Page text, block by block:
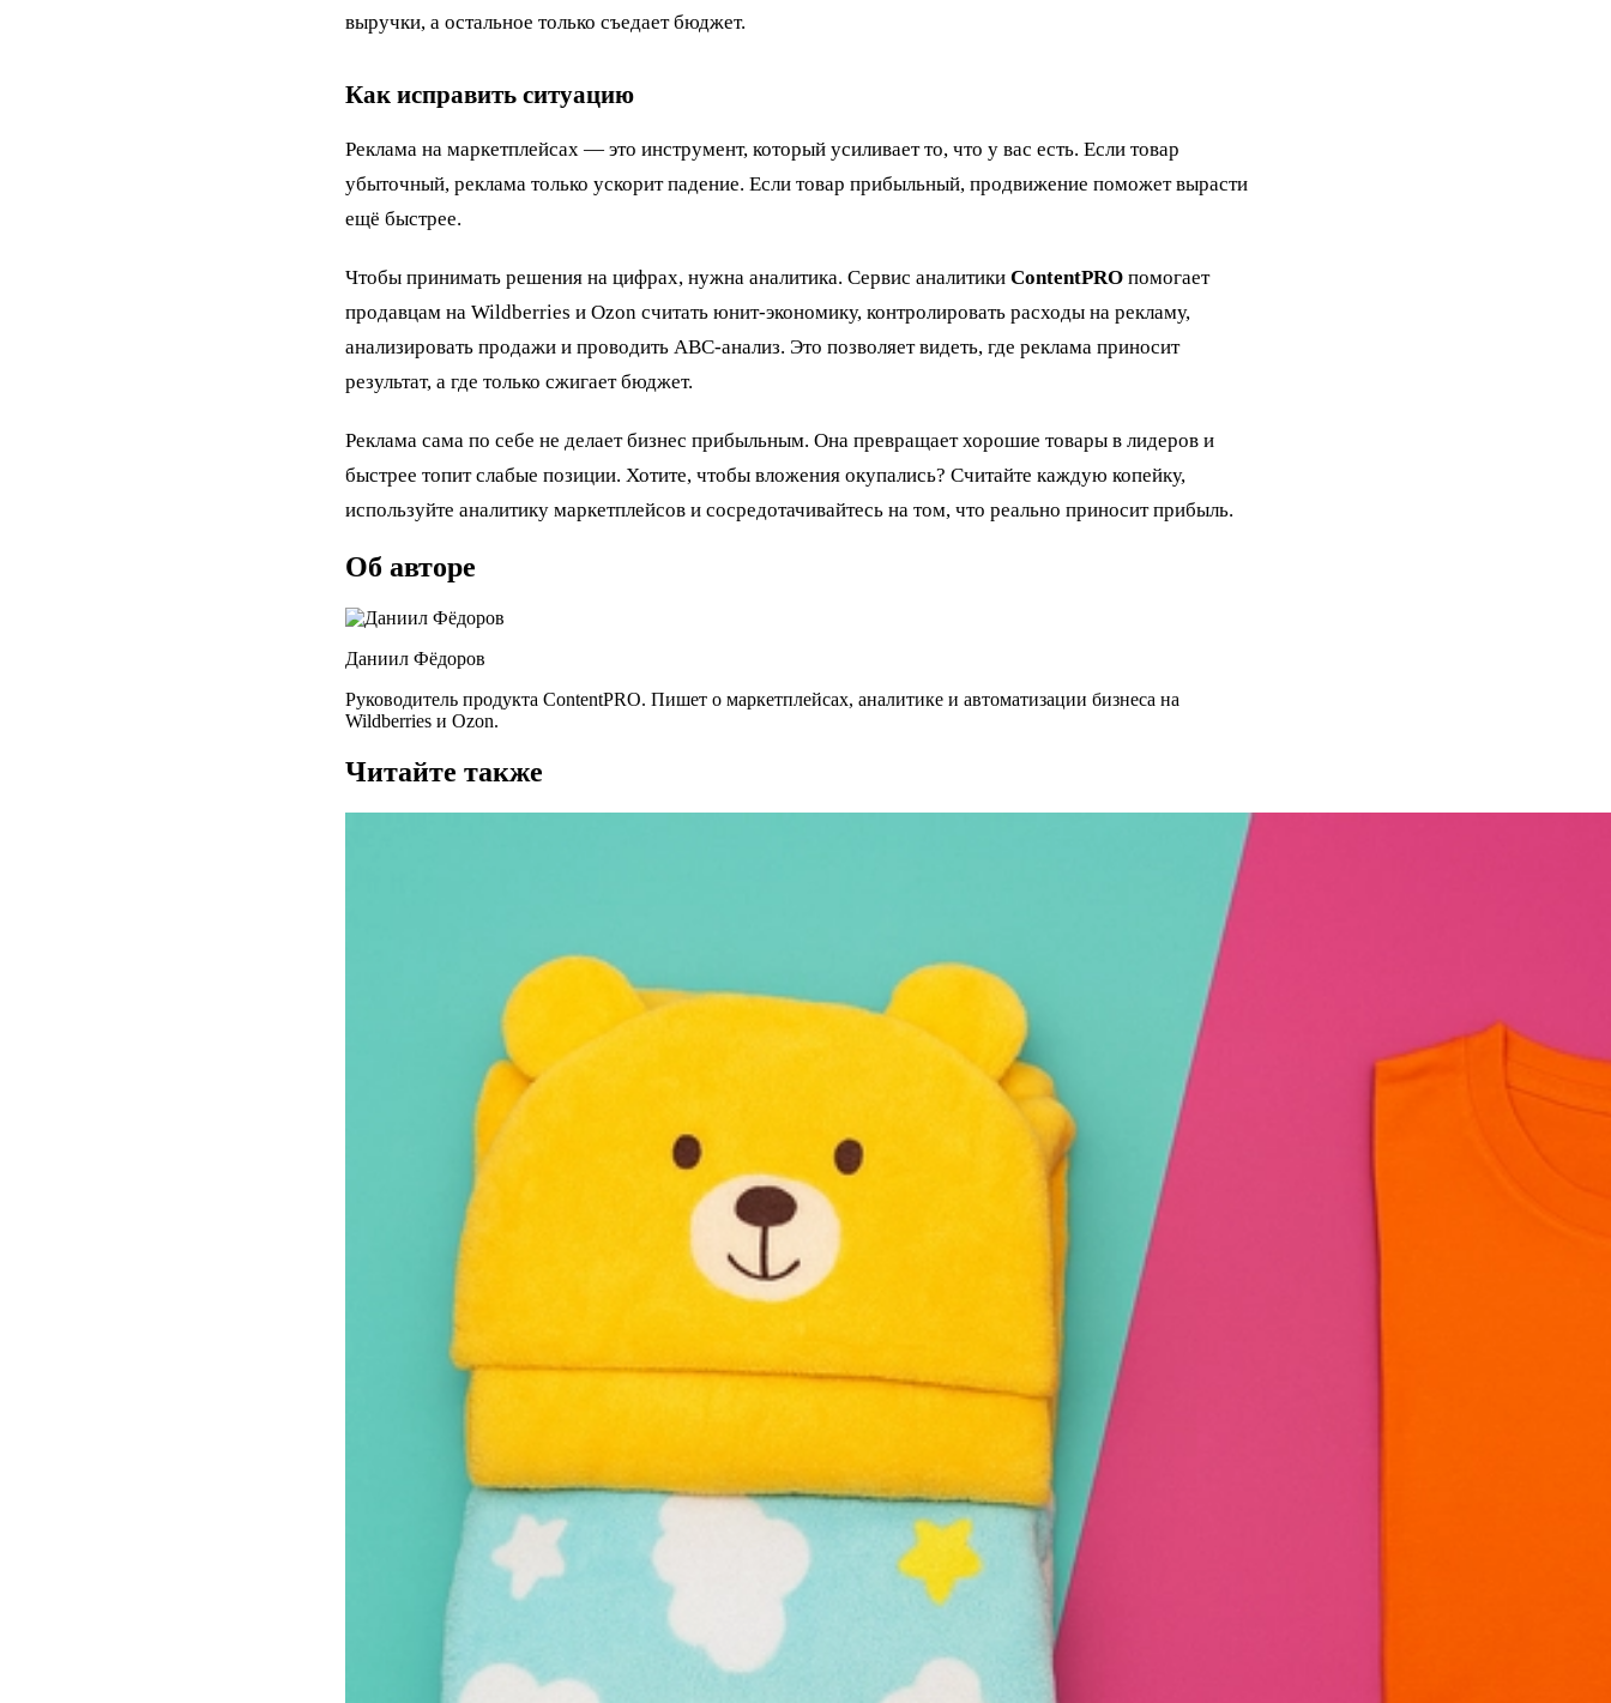
выручки, а остальное только съедает бюджет.
Как исправить ситуацию
Реклама на маркетплейсах — это инструмент, который усиливает то, что у вас есть. Если товар
убыточный, реклама только ускорит падение. Если товар прибыльный, продвижение поможет вырасти
ещё быстрее.
Чтобы принимать решения на цифрах, нужна аналитика. Сервис аналитики ContentPRO помогает
продавцам на Wildberries и Ozon считать юнит-экономику, контролировать расходы на рекламу,
анализировать продажи и проводить ABC-анализ. Это позволяет видеть, где реклама приносит
результат, а где только сжигает бюджет.
Реклама сама по себе не делает бизнес прибыльным. Она превращает хорошие товары в лидеров и
быстрее топит слабые позиции. Хотите, чтобы вложения окупались? Считайте каждую копейку,
используйте аналитику маркетплейсов и сосредотачивайтесь на том, что реально приносит прибыль.
Об авторе
Даниил Фёдоров
Руководитель продукта ContentPRO. Пишет о маркетплейсах, аналитике и автоматизации бизнеса на
Wildberries и Ozon.
Читайте также